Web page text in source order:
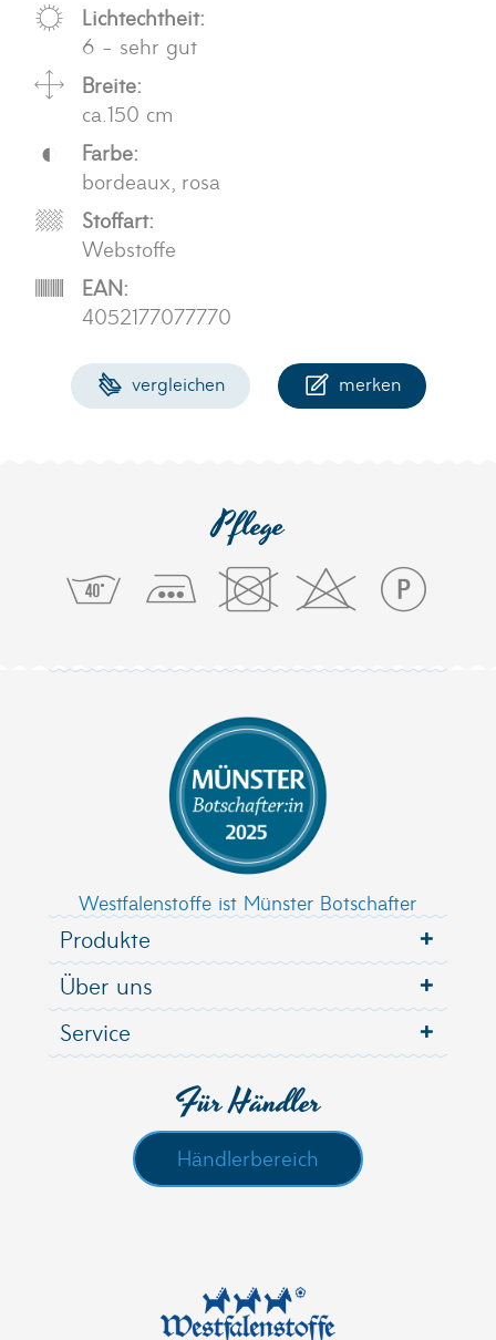
Lichtechtheit:
6 - sehr gut
Breite:
ca.150 cm
Farbe:
bordeaux, rosa
Stoffart:
Webstoffe
EAN:
4052177077770
vergleichen merken
Pflege
Westfalenstoffe ist Münster Botschafter
Produkte
Über uns
Service
Für Händler
Händlerbereich